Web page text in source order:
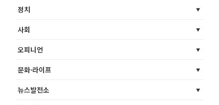
정치
사회
오피니언
문화·라이프
뉴스발전소